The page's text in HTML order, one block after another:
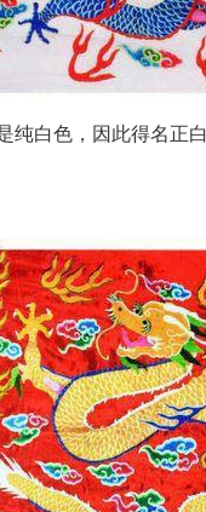
纯白色，因此得名正